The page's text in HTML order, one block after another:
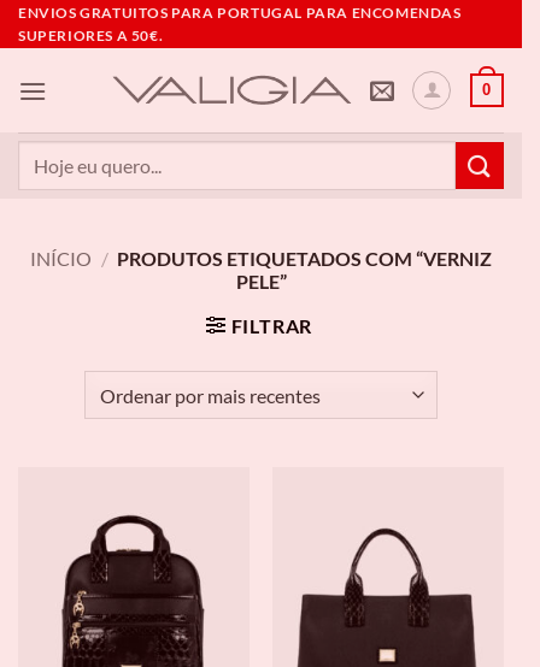
Skip
to
ENVIOS GRATUITOS PARA PORTUGAL PARA ENCOMENDAS
SUPERIORES A 50€.
0
INÍCIO / PRODUTOS ETIQUETADOS COM “VERNIZ
PELE”
FILTRAR